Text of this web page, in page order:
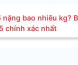
nặng bao nhiêu kg?
chính xác nhất